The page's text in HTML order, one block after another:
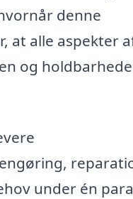
denne
at alle aspekter
og
under én